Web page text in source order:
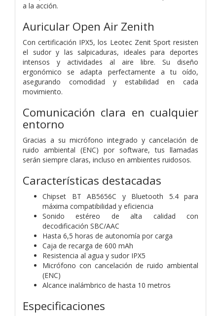
a la acción.
Auricular Open Air Zenith
Con certificación IPX5, los Leotec Zenit Sport resisten
el sudor y las salpicaduras, ideales para deportes
intensos y actividades al aire libre. Su diseño
ergonómico se adapta perfectamente a tu oído,
asegurando comodidad y estabilidad en cada
movimiento.
Comunicación clara en cualquier
entorno
Gracias a su micrófono integrado y cancelación de
ruido ambiental (ENC) por software, tus llamadas
serán siempre claras, incluso en ambientes ruidosos.
Características destacadas
Chipset BT AB5656C y Bluetooth 5.4 para
máxima compatibilidad y eficiencia
Sonido estéreo de alta calidad con
decodificación SBC/AAC
Hasta 6,5 horas de autonomía por carga
Caja de recarga de 600 mAh
Resistencia al agua y sudor IPX5
Micrófono con cancelación de ruido ambiental
(ENC)
Alcance inalámbrico de hasta 10 metros
Especificaciones